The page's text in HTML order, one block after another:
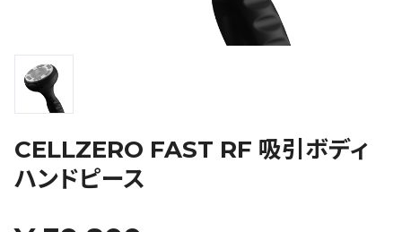
CELLZERO FAST RF 吸引ボディ
ハンドピース